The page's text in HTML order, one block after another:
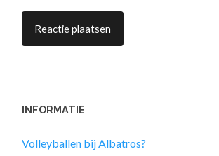
INFORMATIE
Volleyballen bij Albatros?